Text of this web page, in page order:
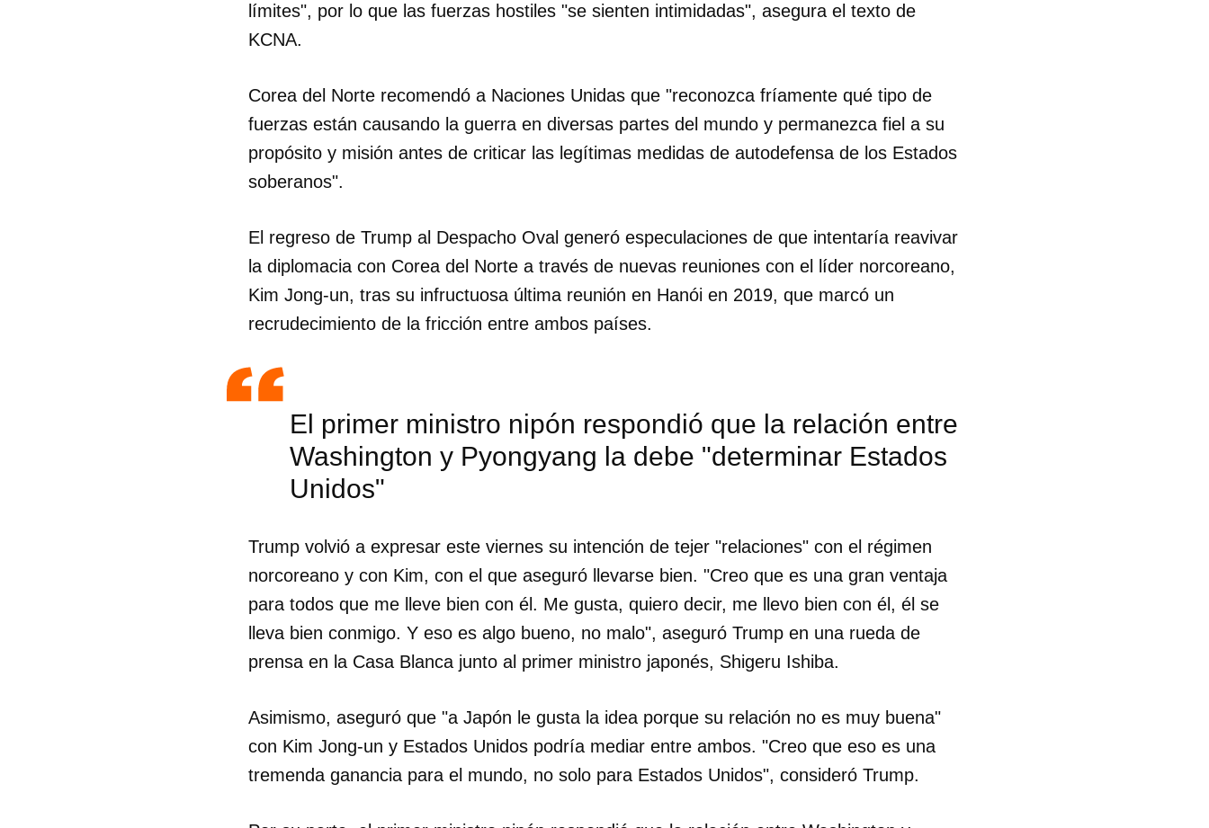
límites", por lo que las fuerzas hostiles "se sienten intimidadas", asegura el texto de
KCNA.
Corea del Norte recomendó a Naciones Unidas que "reconozca fríamente qué tipo de
fuerzas están causando la guerra en diversas partes del mundo y permanezca fiel a su
propósito y misión antes de criticar las legítimas medidas de autodefensa de los Estados
soberanos".
El regreso de Trump al Despacho Oval generó especulaciones de que intentaría reavivar
la diplomacia con Corea del Norte a través de nuevas reuniones con el líder norcoreano,
Kim Jong-un, tras su infructuosa última reunión en Hanói en 2019, que marcó un
recrudecimiento de la fricción entre ambos países.
El primer ministro nipón respondió que la relación entre
Washington y Pyongyang la debe "determinar Estados
Unidos"
Trump volvió a expresar este viernes su intención de tejer "relaciones" con el régimen
norcoreano y con Kim, con el que aseguró llevarse bien. "Creo que es una gran ventaja
para todos que me lleve bien con él. Me gusta, quiero decir, me llevo bien con él, él se
lleva bien conmigo. Y eso es algo bueno, no malo", aseguró Trump en una rueda de
prensa en la Casa Blanca junto al primer ministro japonés, Shigeru Ishiba.
Asimismo, aseguró que "a Japón le gusta la idea porque su relación no es muy buena"
con Kim Jong-un y Estados Unidos podría mediar entre ambos. "Creo que eso es una
tremenda ganancia para el mundo, no solo para Estados Unidos", consideró Trump.